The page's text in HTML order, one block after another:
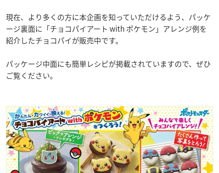
現在、より多くの方に本企画を知っていただけるよう、パッケ
ージ裏面に「チョコパイアート with ポケモン」アレンジ例を
紹介したチョコパイが販売中です。
パッケージ中面にも簡単レシピが掲載されていますので、ぜひ
ご覧ください。